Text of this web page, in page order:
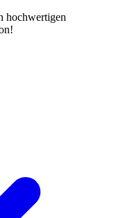
hochwertigen